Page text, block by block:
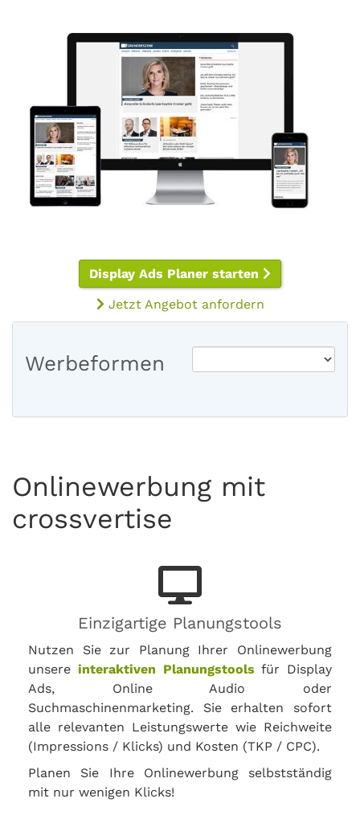
Display Ads Planer starten
Jetzt Angebot anfordern
Werbeformen
Onlinewerbung mit
crossvertise
Einzigartige Planungstools
Nutzen Sie zur Planung Ihrer Onlinewerbung
unsere interaktiven Planungstools für Display
Ads, Online Audio oder
Suchmaschinenmarketing. Sie erhalten sofort
alle relevanten Leistungswerte wie Reichweite
(Impressions / Klicks) und Kosten (TKP / CPC).
Planen Sie Ihre Onlinewerbung selbstständig
mit nur wenigen Klicks!